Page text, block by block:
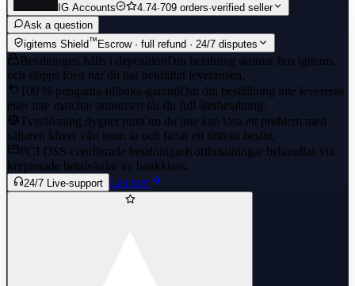
IG Accounts 4.74·709 orders·verified seller
Ask a question
igitems Shield™ Escrow · full refund · 24/7 disputes
Betalningen hålls i depositionDin betalning stannar hos igitems
och släpps först när du har bekräftat leveransen.
100 % pengarna-tillbaka-garantiOm din beställning inte levereras
eller inte matchar annonsen får du full återbetalning.
Tvistlösning dygnet runtOm du inte kan lösa ett problem med
säljaren kliver vårt team in och fattar ett rättvist beslut.
PCI DSS-certifierade betalningarKortbetalningar behandlas via
krypterade betalväxlar av bankklass.
24/7 Live-support Läs mer